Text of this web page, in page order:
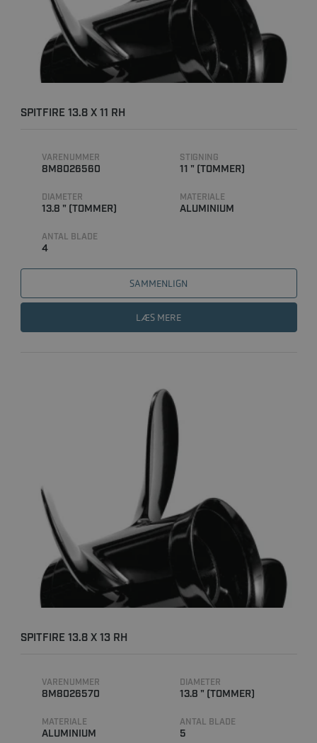
SPITFIRE 13.8 X 11 RH
VARENUMMER
8M8026560
STIGNING
11 " (TOMMER)
DIAMETER
13.8 " (TOMMER)
MATERIALE
ALUMINIUM
ANTAL BLADE
4
SAMMENLIGN
LÆS MERE
SPITFIRE 13.8 X 13 RH
VARENUMMER
8M8026570
DIAMETER
13.8 " (TOMMER)
MATERIALE
ALUMINIUM
ANTAL BLADE
5